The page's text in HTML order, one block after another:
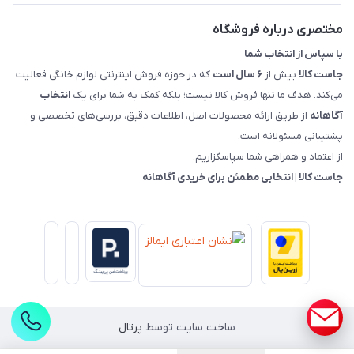
مختصری درباره فروشگاه
با سپاس از انتخاب شما
جاست کالا بیش از ۶ سال است
که در حوزه فروش اینترنتی لوازم خانگی فعالیت
می‌کند. هدف ما تنها فروش کالا نیست؛ بلکه کمک به شما برای یک انتخاب
آگاهانه از طریق ارائه محصولات اصل، اطلاعات دقیق، بررسی‌های تخصصی و
پشتیبانی مسئولانه است.
از اعتماد و همراهی شما سپاسگزاریم.
جاست کالا | انتخابی مطمئن برای خریدی آگاهانه
ساخت سایت توسط پرتال